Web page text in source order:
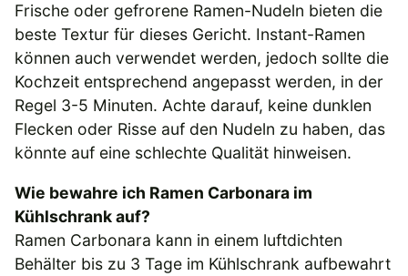
Frische oder gefrorene Ramen-Nudeln bieten die
beste Textur für dieses Gericht. Instant-Ramen
können auch verwendet werden, jedoch sollte die
Kochzeit entsprechend angepasst werden, in der
Regel 3-5 Minuten. Achte darauf, keine dunklen
Flecken oder Risse auf den Nudeln zu haben, das
könnte auf eine schlechte Qualität hinweisen.
Wie bewahre ich Ramen Carbonara im
Kühlschrank auf?
Ramen Carbonara kann in einem luftdichten
Behälter bis zu 3 Tage im Kühlschrank aufbewahrt